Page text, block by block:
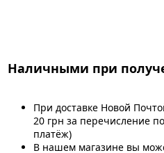
Наличными при
При доставке Новой
20 грн за перечисление
платёж)
В нашем магазине вы